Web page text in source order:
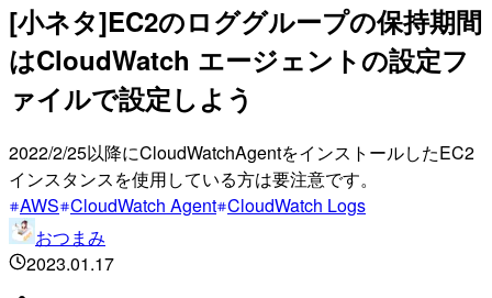
[小ネタ]EC2のロググループの保持期間
はCloudWatch エージェントの設定フ
ァイルで設定しよう
2022/2/25以降にCloudWatchAgentをインストールしたEC2
インスタンスを使用している方は要注意です。
AWS CloudWatch Agent CloudWatch Logs
おつまみ
2023.01.17